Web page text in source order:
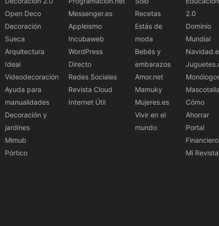
Open Deco
Decoración
Sueca
Arquitectura
Ideal
Videodecoración
Ayuda para
manualidades
Decoración y
jardines
Mimub
Pórtico
Messenger.es
Appleismo
Incubaweb
WordPress
Directo
Redes Sociales
Revista Cloud
Internet Útil
Recetas
Estás de
moda
Bebés y
embarazos
Amor.net
Mamuky
Mujeres.es
Vivir en el
mundo
2.0
Dominio
Mundial
Cómo
Ahorrar
Portal
Financiero
Mi Revista